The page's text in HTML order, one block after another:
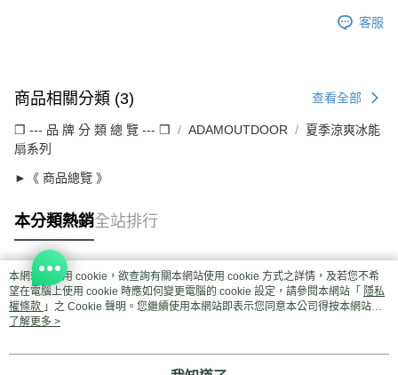
客服
商品相關分類 (3) 查看全部
❒ --- 品 牌 分 類 總 覽 --- ❒ ADAMOUTDOOR
夏季涼爽冰能
扇系列
►《 商品總覽 》
本分類熱銷全站排行
熱門標籤
本網站中使用 cookie，欲查詢有關本網站使用 cookie 方式之詳情，及若您不希
望在電腦上使用 cookie 時應如何變更電腦的 cookie 設定，請參閱本網站「 隱私
權條款 」之 Cookie 聲明。您繼續使用本網站即表示您同意本公司得按本網站使
用條款之 Cookie 聲明使用 cookie。
了解更多 >